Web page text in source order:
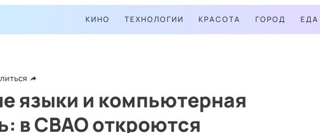
КИНО ТЕХНОЛОГИИ КРАСОТА ГОРОД ЕДА
языки и компьютерная
в СВАО откроются